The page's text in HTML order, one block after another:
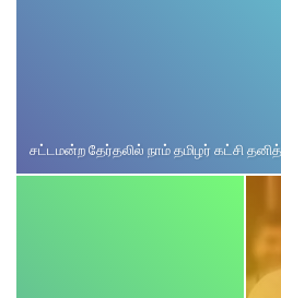
சட்டமன்ற தேர்தலில் நாம் தமிழர் கட்சி